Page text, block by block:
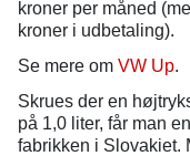
kroner per måned
kroner i udbetaling).
Se mere om VW Up.
Skrues der en
på 1,0 liter, får man
fabrikken i Slovakiet.